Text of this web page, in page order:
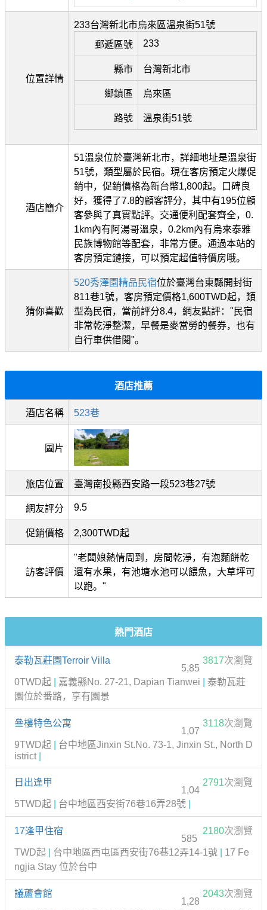
位置詳情
233台灣新北市烏來區溫泉街51號
郵遞區號
233
縣市 台灣新北市
鄉鎮區 烏來區
路號 溫泉街51號
酒店簡介
51溫泉位於臺灣新北市，詳細地址是溫泉街
51號，類型屬於民宿。現在客房預定火爆促
銷中，促銷價格為新台幣1,800起。口碑良
好，獲得了7.8的顧客評分，其中有195位顧
客參與了真實點評。交通便利配套齊全，0.
1km內有阿湯哥溫泉，0.2km內有烏來泰雅
民族博物館等配套，非常方便。通過本站的
客房預定鏈接，可以預定超值特價房哦。
猜你喜歡
520秀澤園精品民宿位於臺灣台東縣開封街
811巷1號，客房預定價格1,600TWD起，類
型為民宿，當前評分8.4，網友點評："民宿
非常乾淨整潔，早餐是麥當勞的餐券，也有
自行車供借閱"。
酒店推薦
酒店名稱 523巷
圖片
旅店位置 臺灣南投縣西安路一段523巷27號
網友評分 9.5
促銷價格 2,300TWD起
訪客評價
"老闆娘熱情周到，房間乾淨，有泡麵餅乾
還有水果，有池塘水池可以餵魚，大草坪可
以跑。"
熱門酒店
泰勒瓦莊園Terroir Villa 3817次瀏覽
5,85
0TWD起
嘉義縣No. 27-21, Dapian Tianwei
泰勒瓦莊
園位於番路，享有園景
叄樓特色公寓 3118次瀏覽
1,07
9TWD起
台中地區Jinxin St.No. 73-1, Jinxin St., North D
istrict
日出逢甲 2791次瀏覽
1,04
5TWD起
台中地區西安街76巷16弄28號
17逢甲住宿 2180次瀏覽
585
TWD起
台中地區西屯區西安街76巷12弄14-1號
17 Fe
ngjia Stay 位於台中
議蘆會館 2043次瀏覽
1,28